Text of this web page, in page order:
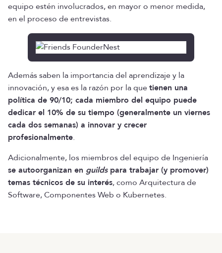
equipo estén involucrados, en mayor o menor medida,
en el proceso de entrevistas.
Además saben la importancia del aprendizaje y la
innovación, y esa es la razón por la quetienen una
política de 90/10; cada miembro del equipo puede
dedicar el 10% de su tiempo (generalmente un viernes
cada dos semanas) a innovar y crecer
profesionalmente.
Adicionalmente, los miembros del equipo de Ingeniería
se autoorganizan en guildspara trabajar (y promover)
temas técnicos de su interés, como Arquitectura de
Software, Componentes Web o Kubernetes.